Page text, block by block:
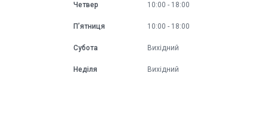
Четвер 10:00 18:00
Пʼятниця 10:00 18:00
Субота Вихідний
Неділя Вихідний